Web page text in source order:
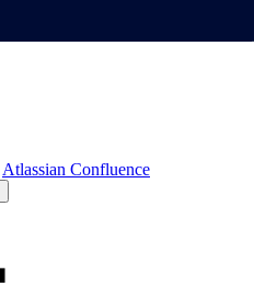
Atlassian Confluence